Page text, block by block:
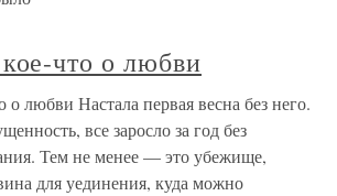
что о любви
о любви Настала первая весна без него.
все заросло за год без
Тем не менее — это убежище,
для уединения, куда можно